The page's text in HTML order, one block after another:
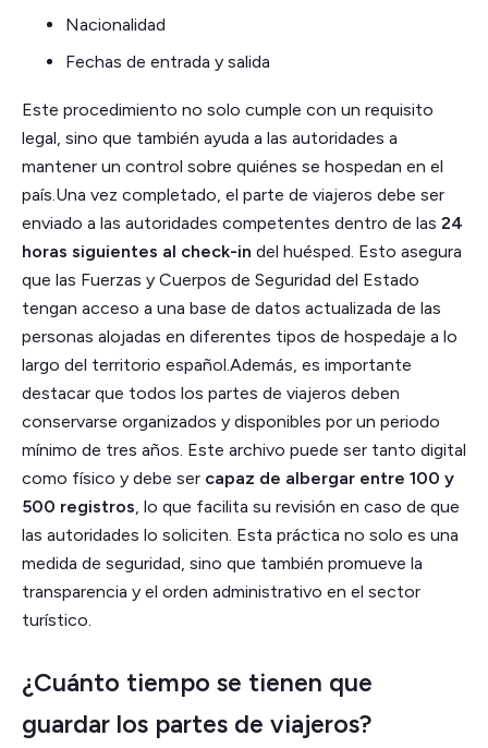
Nacionalidad
Fechas de entrada y salida
Este procedimiento no solo cumple con un requisito
legal, sino que también ayuda a las autoridades a
mantener un control sobre quiénes se hospedan en el
país.Una vez completado, el parte de viajeros debe ser
enviado a las autoridades competentes dentro de las 24
horas siguientes al check-in del huésped. Esto asegura
que las Fuerzas y Cuerpos de Seguridad del Estado
tengan acceso a una base de datos actualizada de las
personas alojadas en diferentes tipos de hospedaje a lo
largo del territorio español.Además, es importante
destacar que todos los partes de viajeros deben
conservarse organizados y disponibles por un periodo
mínimo de tres años. Este archivo puede ser tanto digital
como físico y debe ser capaz de albergar entre 100 y
500 registros, lo que facilita su revisión en caso de que
las autoridades lo soliciten. Esta práctica no solo es una
medida de seguridad, sino que también promueve la
transparencia y el orden administrativo en el sector
turístico.
¿Cuánto tiempo se tienen que
guardar los partes de viajeros?